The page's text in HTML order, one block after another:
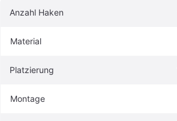
Anzahl Haken
Material
Platzierung
Montage